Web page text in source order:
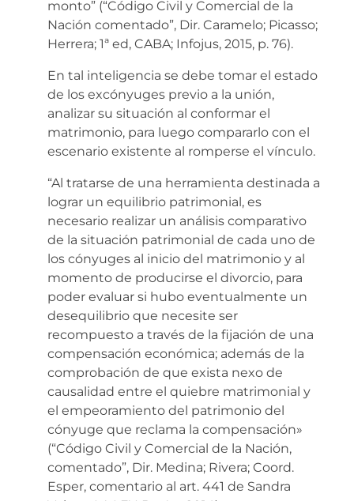
monto” (“Código Civil y Comercial de la
Nación comentado”, Dir. Caramelo; Picasso;
Herrera; 1ª ed, CABA; Infojus, 2015, p. 76).
En tal inteligencia se debe tomar el estado
de los excónyuges previo a la unión,
analizar su situación al conformar el
matrimonio, para luego compararlo con el
escenario existente al romperse el vínculo.
“Al tratarse de una herramienta destinada a
lograr un equilibrio patrimonial, es
necesario realizar un análisis comparativo
de la situación patrimonial de cada uno de
los cónyuges al inicio del matrimonio y al
momento de producirse el divorcio, para
poder evaluar si hubo eventualmente un
desequilibrio que necesite ser
recompuesto a través de la fijación de una
compensación económica; además de la
comprobación de que exista nexo de
causalidad entre el quiebre matrimonial y
el empeoramiento del patrimonio del
cónyuge que reclama la compensación»
(“Código Civil y Comercial de la Nación,
comentado”, Dir. Medina; Rivera; Coord.
Esper, comentario al art. 441 de Sandra